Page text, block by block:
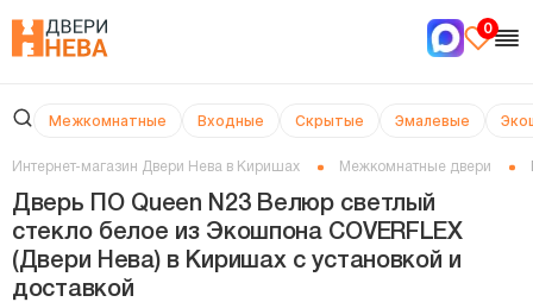
0
Межкомнатные Входные Скрытые Эмалевые
Интернет-магазин Двери Нева в Киришах Межкомнатные двери
Дверь ПО Queen N23 Велюр светлый
стекло белое из Экошпона COVERFLEX
(Двери Нева) в Киришах с установкой и
доставкой